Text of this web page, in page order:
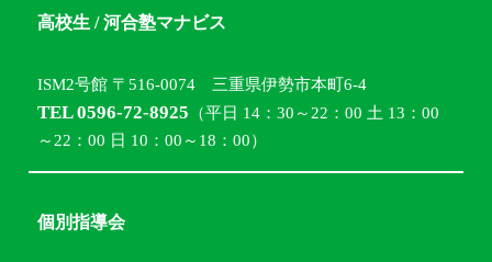
高校生 / 河合塾マナビス
ISM2号館 〒516-0074 三重県伊勢市本町6-4
TEL 0596-72-8925 （平日 14：30～22：00 土 13：00
～22：00 日 10：00～18：00）
個別指導会